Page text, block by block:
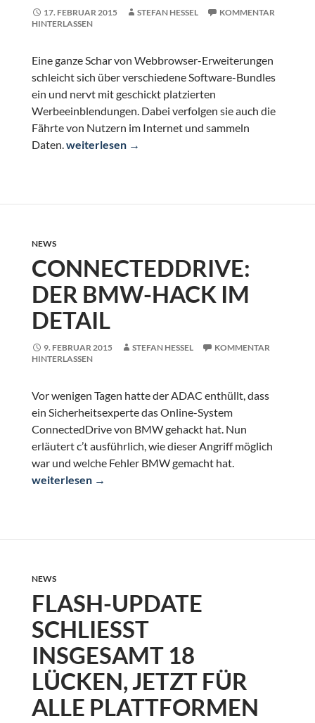
17. FEBRUAR 2015 STEFAN HESSEL
KOMMENTAR
HINTERLASSEN
Eine ganze Schar von Webbrowser-Erweiterungen
schleicht sich über verschiedene Software-Bundles
ein und nervt mit geschickt platzierten
Werbeeinblendungen. Dabei verfolgen sie auch die
Fährte von Nutzern im Internet und sammeln
Daten.Add-ons infiltrieren Browser, tracken Nutzer
weiterlesen →
NEWS
CONNECTEDDRIVE:
DER BMW-HACK IM
DETAIL
9. FEBRUAR 2015 STEFAN HESSEL
KOMMENTAR
HINTERLASSEN
Vor wenigen Tagen hatte der ADAC enthüllt, dass
ein Sicherheitsexperte das Online-System
ConnectedDrive von BMW gehackt hat. Nun
erläutert c’t ausführlich, wie dieser Angriff möglich
war und welche Fehler BMW gemacht hat.
ConnectedDrive: Der BMW-Hack im Detail
weiterlesen →
NEWS
FLASH-UPDATE
SCHLIESST I
NSGESAMT 18 L
ÜCKEN, JETZT FÜR A
LLE PLATTFORMEN